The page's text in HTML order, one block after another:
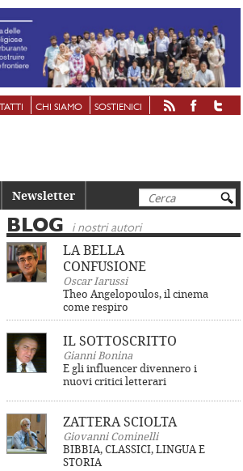
CHI SIAMO SOSTIENICI
Cerca
Newsletter
BLOG i nostri autori
LA BELLA
CONFUSIONE
Oscar Iarussi
Theo Angelopoulos, il cinema
come respiro
IL SOTTOSCRITTO
Gianni Bonina
E gli influencer divennero i
nuovi critici letterari
ZATTERA SCIOLTA
Giovanni Cominelli
BIBBIA, CLASSICI, LINGUA E
STORIA